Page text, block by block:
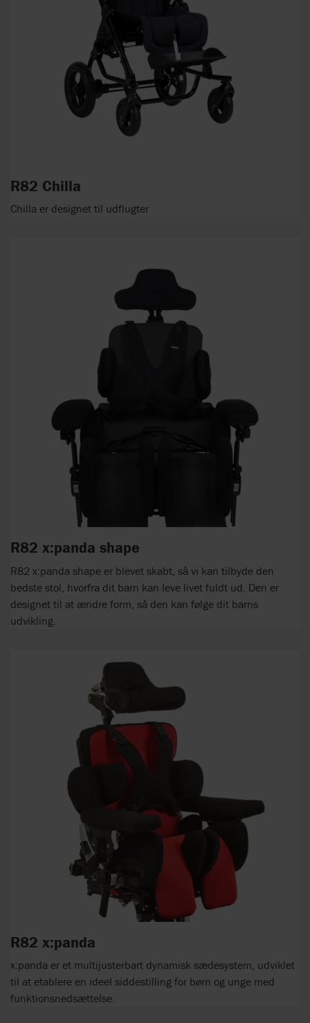
R82 Chilla
Chilla er designet til udflugter
R82 x:panda shape
R82 x:panda shape er blevet skabt, så vi kan tilbyde den
bedste stol, hvorfra dit barn kan leve livet fuldt ud. Den er
designet til at ændre form, så den kan følge dit barns
udvikling.
R82 x:panda
x:panda er et multijusterbart dynamisk sædesystem, udviklet
til at etablere en ideel siddestilling for børn og unge med
funktionsnedsættelse.